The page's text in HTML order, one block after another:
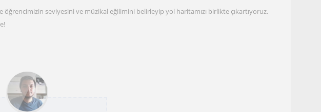
öğrencimizin seviyesini ve müzikal eğilimini belirleyip yol haritamızı birlikte çıkartıyoruz.